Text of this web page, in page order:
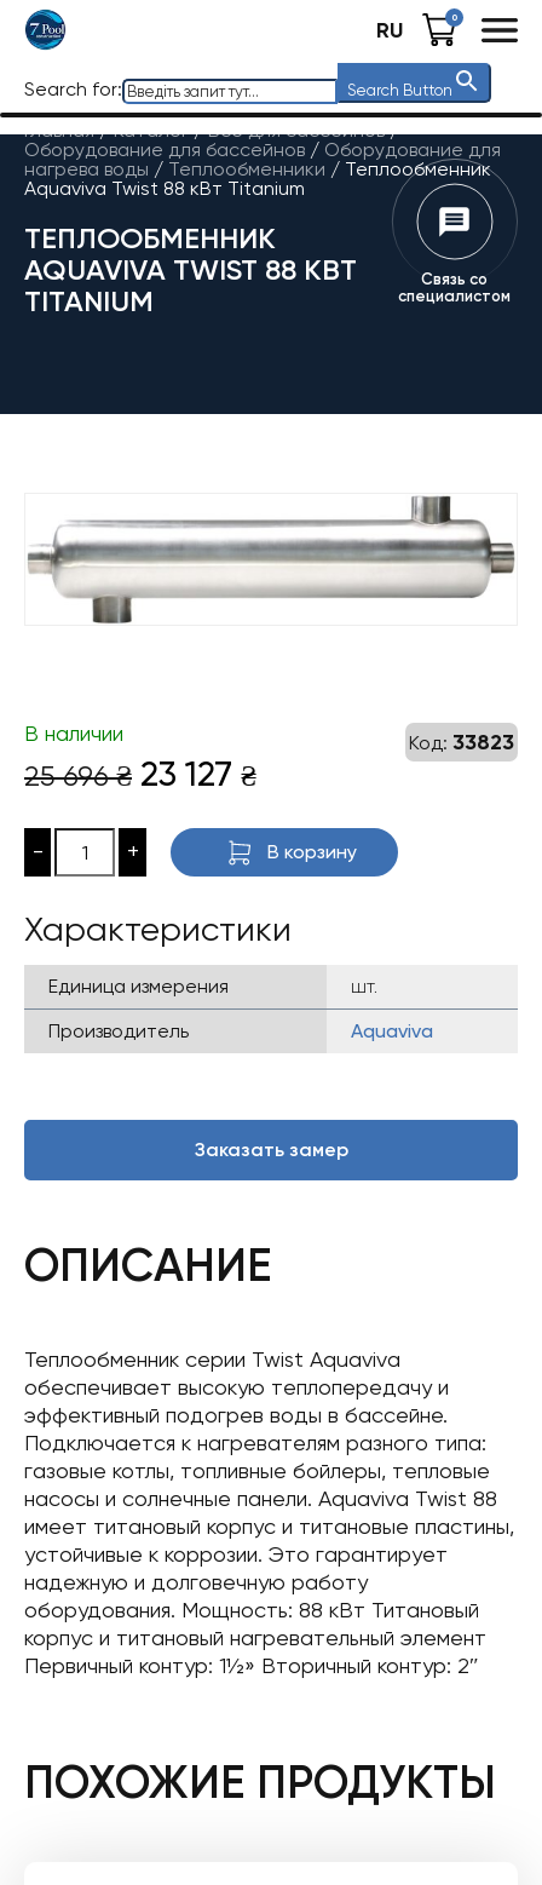
RU 0
Search for: Search Button
Главная / Каталог/Все для бассейнов/
Оборудование для бассейнов / Оборудование для
нагрева воды / Теплообменники / Теплообменник
Aquaviva Twist 88 кВт Titanium
ТЕПЛООБМЕННИК
AQUAVIVA TWIST 88 КВТ
TITANIUM
Связь со
специалистом
Код: 33823
В наличии
25 696₴ Первоначальная
составляла
25
696 ₴.
23 127 ₴Текущая
23
127 ₴.
- + В корзину
Характеристики
Единица измерения
шт.
Производитель
Aquaviva
Заказать замер
ОПИСАНИЕ
Теплообменник серии Twist Aquaviva
обеспечивает высокую теплопередачу и
эффективный подогрев воды в бассейне.
Подключается к нагревателям разного типа:
газовые котлы, топливные бойлеры, тепловые
насосы и солнечные панели. Aquaviva Twist 88
имеет титановый корпус и титановые пластины,
устойчивые к коррозии. Это гарантирует
надежную и долговечную работу
оборудования. Мощность: 88 кВт Титановый
корпус и титановый нагревательный элемент
Первичный контур: 1½» Вторичный контур: 2″
ПОХОЖИЕ ПРОДУКТЫ